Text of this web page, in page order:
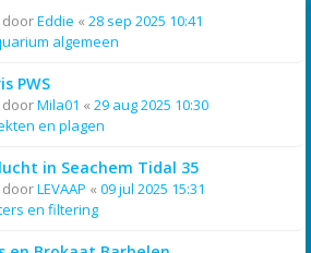
doorEddie « 28 sep 2025 10:41
algemeen
PWS
doorMila01 « 29 aug 2025 10:30
en plagen
in Seachem Tidal 35
doorLEVAAP « 09 jul 2025 15:31
en filtering